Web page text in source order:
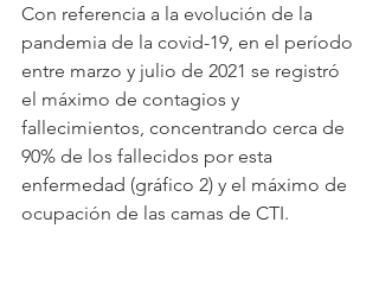
Con referencia a la evolución de la
pandemia de la covid-19, en el período
entre marzo y julio de 2021 se registró
el máximo de contagios y
fallecimientos, concentrando cerca de
90% de los fallecidos por esta
enfermedad (gráfico 2) y el máximo de
ocupación de las camas de CTI.